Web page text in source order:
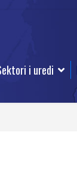
i uredi